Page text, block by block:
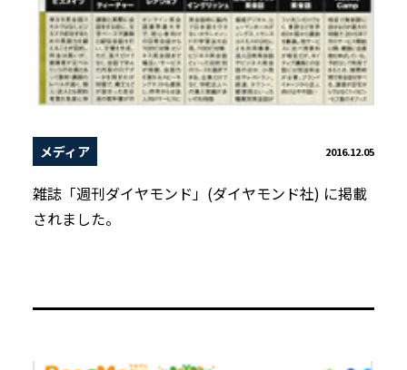
メディア 2016.12.05
雑誌「週刊ダイヤモンド」(ダイヤモンド社) に掲載
されました。